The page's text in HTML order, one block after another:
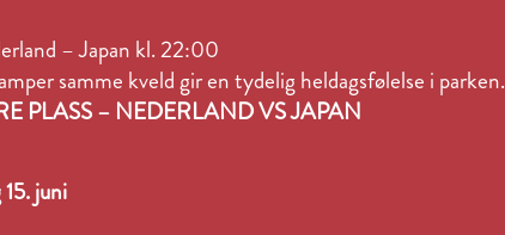
– Japan kl. 22:00
samme kveld gir en tydelig heldagsfølelse i parken.
PLASS – NEDERLAND VS JAPAN
juni